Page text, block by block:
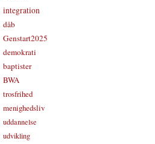
integration
dåb
Genstart2025
demokrati
baptister
BWA
trosfrihed
menighedsliv
uddannelse
udvikling